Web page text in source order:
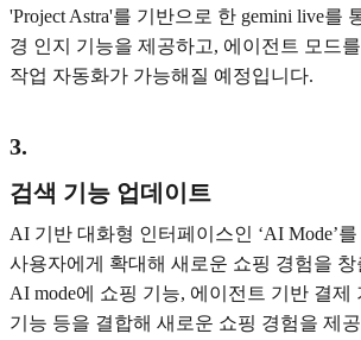
'Project Astra'를 기반으로 한 gemini live를
경 인지 기능을 제공하고, 에이전트 모드
작업 자동화가 가능해질 예정입니다.
3.
검색 기능 업데이트
AI 기반 대화형 인터페이스인 ‘AI Mode’
사용자에게 확대해 새로운 쇼핑 경험을
AI mode에 쇼핑 기능, 에이전트 기반 결제
기능 등을 결합해 새로운 쇼핑 경험을 제